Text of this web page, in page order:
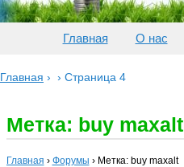
Главная О нас
Главная › › Страница 4
Метка: buy maxalt
Главная › Форумы › Метка: buy maxalt